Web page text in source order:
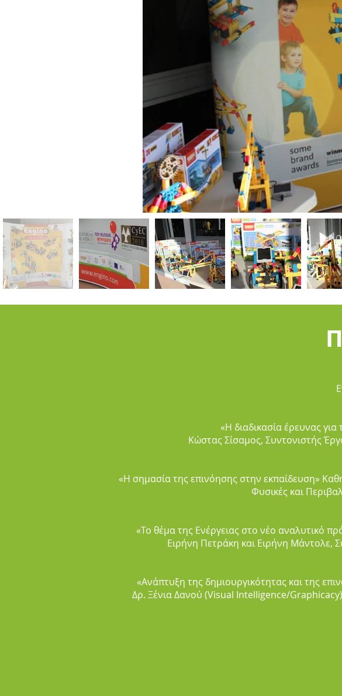
«Η διαδικασία έρευνας
Κώστας Σίσαμος, Συντονιστής
«Η σημασία της επινόησης στην εκπαίδευση»
Φυσικές και
«Το θέμα της Ενέργειας στο νέο αναλυτικό
Ειρήνη Πετράκη και Ειρήνη Μάντολε,
«Ανάπτυξη της δημιουργικότητας και της
Δρ. Ξένια Δανού (Visual Intelligence/